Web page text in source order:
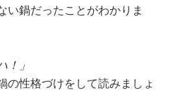
い鍋だったことがわかりま
」
の性格づけをして読みましょ